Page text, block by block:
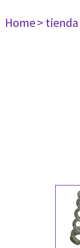
Home> tienda